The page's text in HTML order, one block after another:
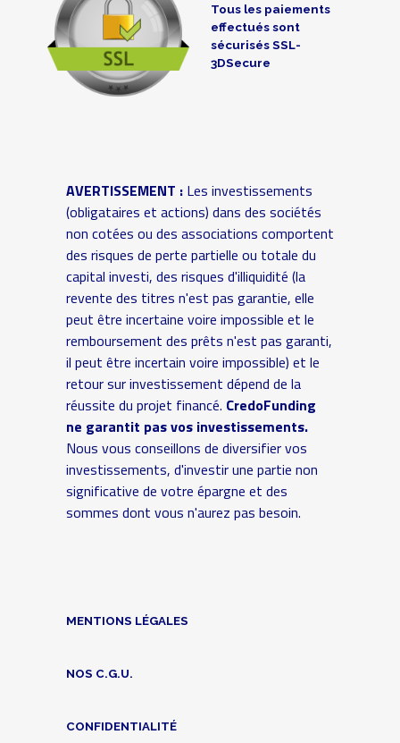
Tous les paiements
effectués sont
sécurisés SSL-
3DSecure
AVERTISSEMENT :Les investissements
(obligataires et actions) dans des sociétés
non cotées ou des associations comportent
des risques de perte partielle ou totale du
capital investi, des risques d'illiquidité (la
revente des titres n'est pas garantie, elle
peut être incertaine voire impossible et le
remboursement des prêts n'est pas garanti,
il peut être incertain voire impossible) et le
retour sur investissement dépend de la
réussite du projet financé. CredoFunding
ne garantit pas vos investissements.
Nous vous conseillons de diversifier vos
investissements, d'investir une partie non
significative de votre épargne et des
sommes dont vous n'aurez pas besoin.
MENTIONS LÉGALES
NOS C.G.U.
CONFIDENTIALITÉ